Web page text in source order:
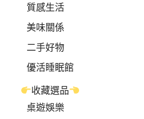
質感生活
美味關係
二手好物
優活睡眠館
收藏選品
桌遊娛樂